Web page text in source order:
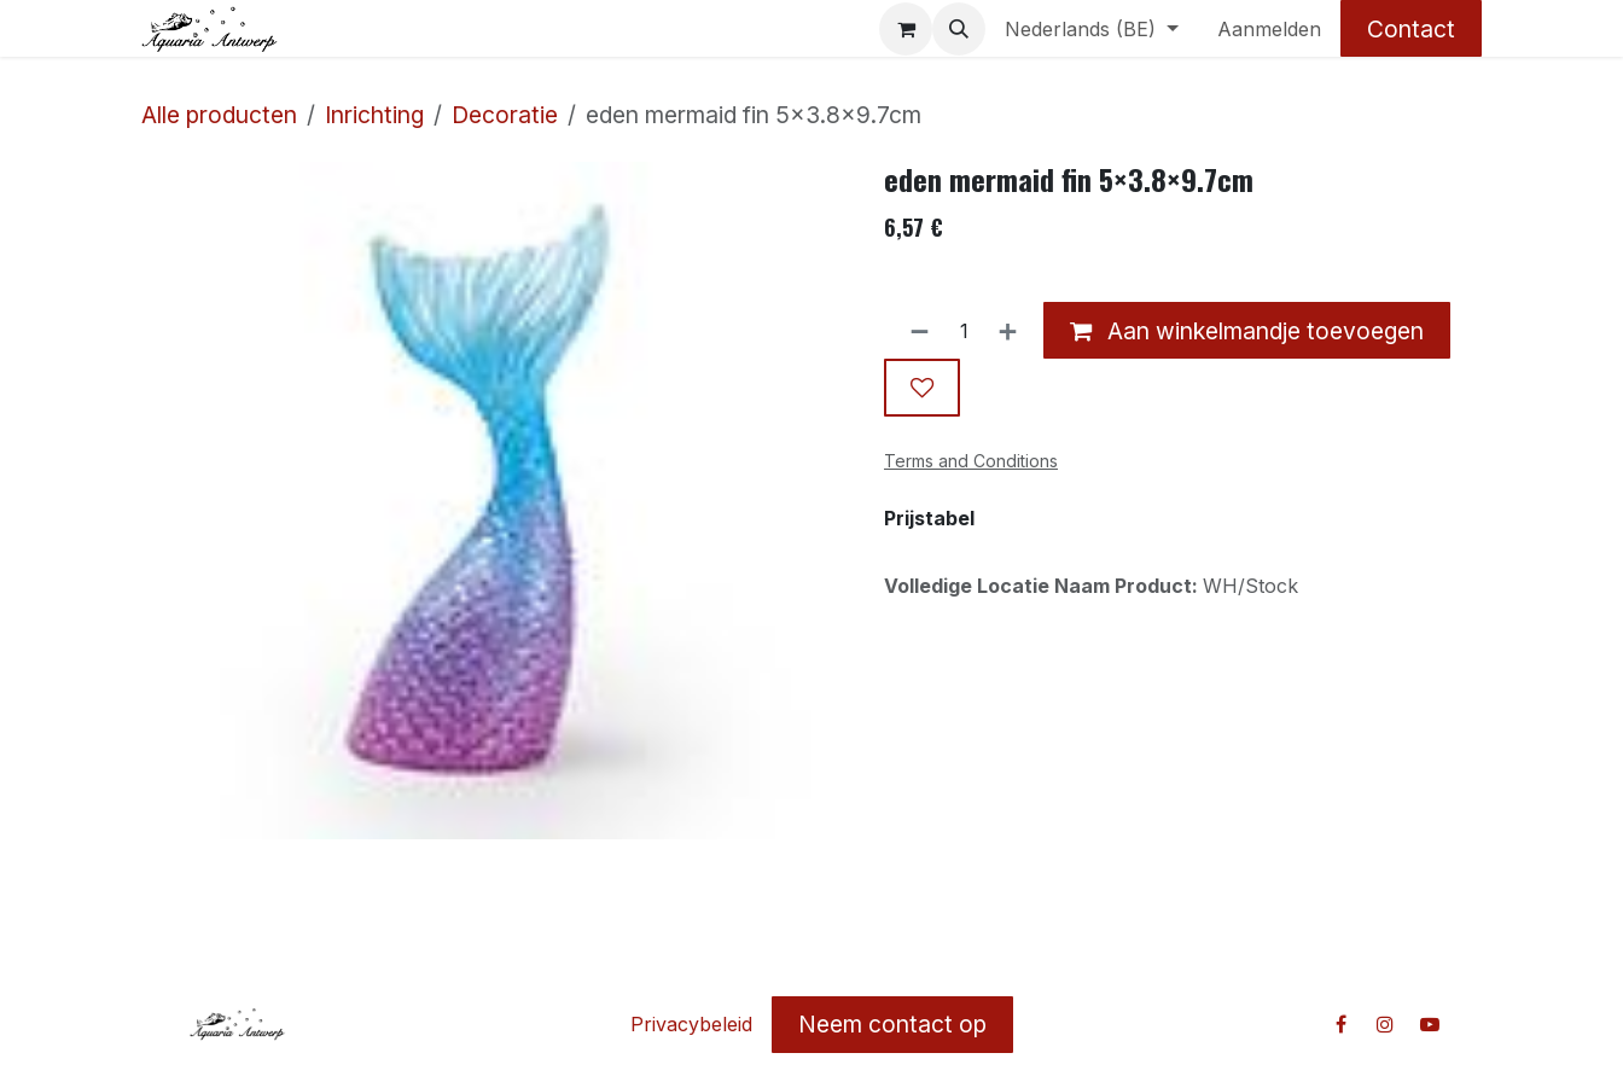
Overslaan naar inhoud Nederlands (BE) Aanmelden Contact
Alle producten Inrichting Decoratie eden mermaid fin 5×3.8×9.7cm
eden mermaid fin 5×3.8×9.7cm
6,57 €
Aan winkelmandje toevoegen
Terms and Conditions
Prijstabel
Volledige Locatie Naam Product: WH/Stock
Privacybeleid Neem contact op